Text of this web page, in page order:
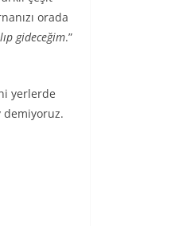
orada
gideceğim.”
yerlerde
demiyoruz.